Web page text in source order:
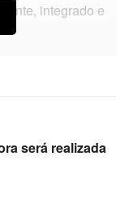
integrado e
será realizada